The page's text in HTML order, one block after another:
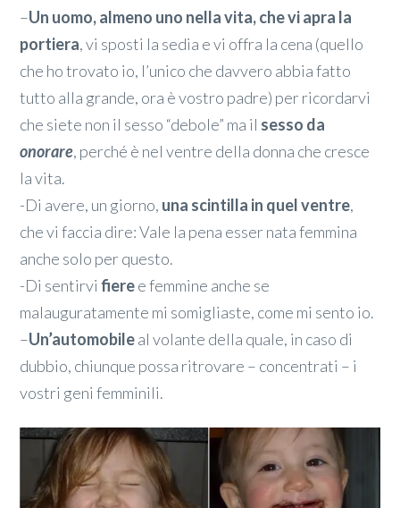
–Un uomo, almeno uno nella vita, che vi apra la
portiera, vi sposti la sedia e vi offra la cena (quello
che ho trovato io, l’unico che davvero abbia fatto
tutto alla grande, ora è vostro padre) per ricordarvi
che siete non il sesso “debole” ma il sesso da
onorare, perché è nel ventre della donna che cresce
la vita.
-Di avere, un giorno, una scintilla in quel ventre,
che vi faccia dire: Vale la pena esser nata femmina
anche solo per questo.
-Di sentirvifieree femmine anche se
malauguratamente mi somigliaste, come mi sento io.
–Un’automobileal volante della quale, in caso di
dubbio, chiunque possa ritrovare – concentrati – i
vostri geni femminili.